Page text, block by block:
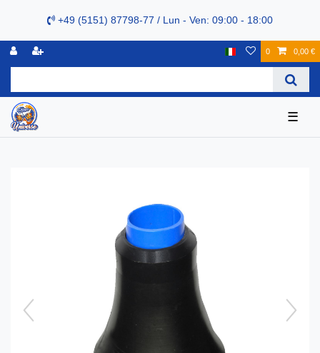
+49 (5151) 87798-77 / Lun - Ven: 09:00 - 18:00
0 0,00 €
☰